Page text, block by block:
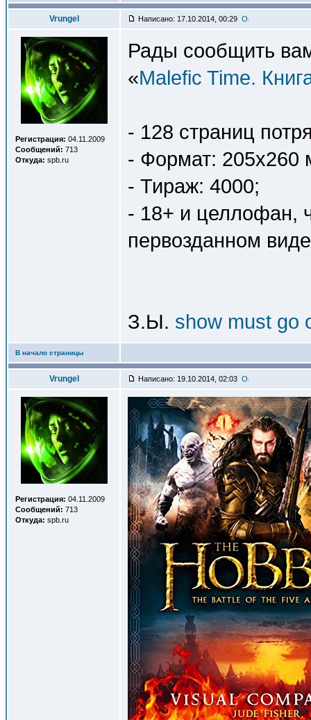
Vrungel Написано: 17.10.2014, 00:29
Регистрация: 04.11.2009
Сообщений: 713
Откуда: spb.ru
Рады сообщить
«Malefic Time.
- 128 страниц
- Формат: 205х260
- Тираж: 4000;
- 18+ и целлофан,
первозданном виде
З.Ы. show must go
В начало страницы
Vrungel Написано: 19.10.2014, 02:03
Регистрация: 04.11.2009
Сообщений: 713
Откуда: spb.ru